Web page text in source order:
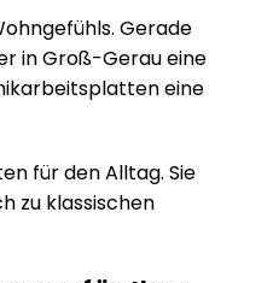
Gerade
in Groß-Gerau eine
eine
für den Alltag. Sie
zu klassischen